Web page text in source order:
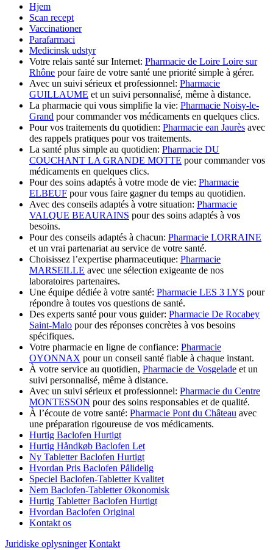
Hjem
Scan recept
Vaccinationer
Parafarmaci
Medicinsk udstyr
Votre relais santé sur Internet: Pharmacie de Loire Loire sur
Rhône pour faire de votre santé une priorité simple à gérer.
Avec un suivi sérieux et professionnel: Pharmacie
GUILLAUME et un suivi personnalisé, même à distance.
La pharmacie qui vous simplifie la vie: Pharmacie Noisy-le-
Grand pour commander vos médicaments en quelques clics.
Pour vos traitements du quotidien: Pharmacie ean Jaurès avec
des rappels pratiques pour vos traitements.
La santé plus simple au quotidien: Pharmacie DU
COUCHANT LA GRANDE MOTTE pour commander vos
médicaments en quelques clics.
Pour des soins adaptés à votre mode de vie: Pharmacie
ELBEUF pour vous faire gagner du temps au quotidien.
Avec des conseils adaptés à votre situation: Pharmacie
VALQUE BEAURAINS pour des soins adaptés à vos
besoins.
Pour des conseils adaptés à chacun: Pharmacie LORRAINE
et un vrai partenariat au service de votre santé.
Choisissez l’expertise pharmaceutique: Pharmacie
MARSEILLE avec une sélection exigeante de nos
laboratoires partenaires.
Une équipe dédiée à votre santé: Pharmacie LES 3 LYS pour
répondre à toutes vos questions de santé.
Des experts santé pour vous guider: Pharmacie De Rocabey
Saint-Malo pour des réponses concrètes à vos besoins
spécifiques.
Votre pharmacie en ligne de confiance: Pharmacie
OYONNAX pour un conseil santé fiable à chaque instant.
À votre service au quotidien, Pharmacie de Vosgelade et un
suivi personnalisé, même à distance.
Avec un suivi sérieux et professionnel: Pharmacie du Centre
MONTESSON pour des soins responsables et de qualité.
À l’écoute de votre santé: Pharmacie Pont du Château avec
une préparation rigoureuse de vos médicaments.
Hurtig Baclofen Hurtigt
Hurtig Håndkøb Baclofen Let
Ny Tabletter Baclofen Hurtigt
Hvordan Pris Baclofen Pålidelig
Speciel Baclofen-Tabletter Kvalitet
Nem Baclofen-Tabletter Økonomisk
Hurtig Tabletter Baclofen Hurtigt
Hvordan Baclofen Original
Kontakt os
Juridiske oplysninger Kontakt